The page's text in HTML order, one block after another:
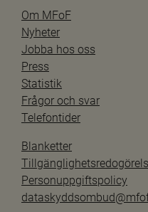
Om MFoF
Nyheter
Jobba hos oss
Press
Statistik
Frågor och svar
Telefontider
Blanketter
Personuppgiftspolicy